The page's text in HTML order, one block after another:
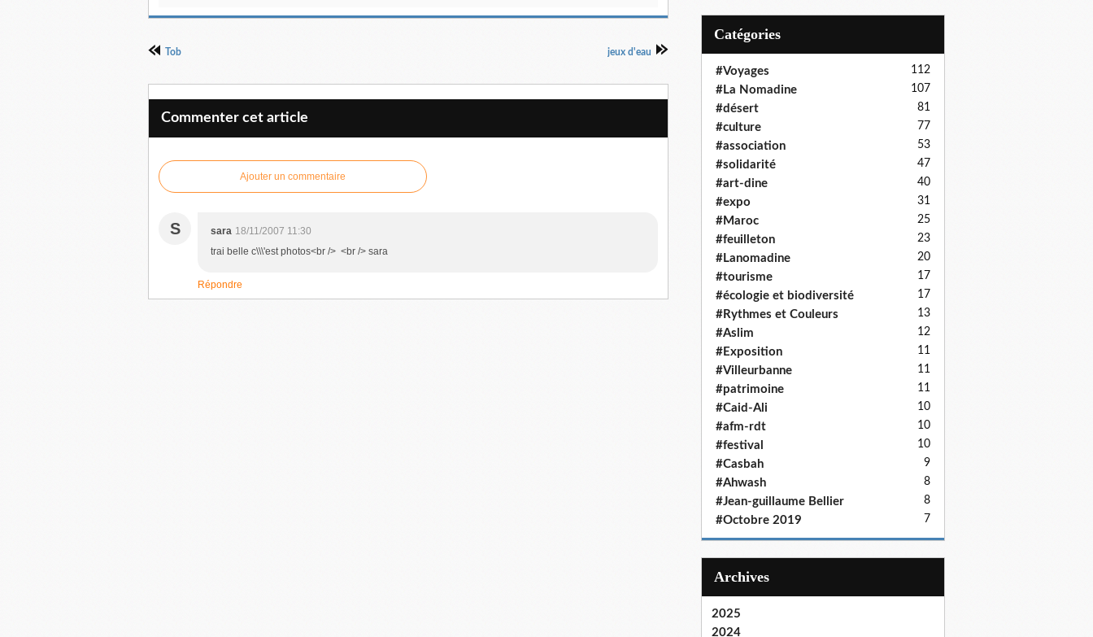
Tob jeux d'eau
Commenter cet article
Ajouter un commentaire
S sara 18/11/2007 11:30
trai belle c\\\'est photos<br /> <br /> sara
Répondre
Catégories
#Voyages 112
#La Nomadine 107
#désert 81
#culture 77
#association 53
#solidarité 47
#art-dine 40
#expo 31
#Maroc 25
#feuilleton 23
#Lanomadine 20
#tourisme 17
#écologie et biodiversité 17
#Rythmes et Couleurs 13
#Aslim 12
#Exposition 11
#Villeurbanne 11
#patrimoine 11
#Caid-Ali 10
#afm-rdt 10
#festival 10
#Casbah 9
#Ahwash 8
#Jean-guillaume Bellier 8
#Octobre 2019 7
Archives
2025
2024